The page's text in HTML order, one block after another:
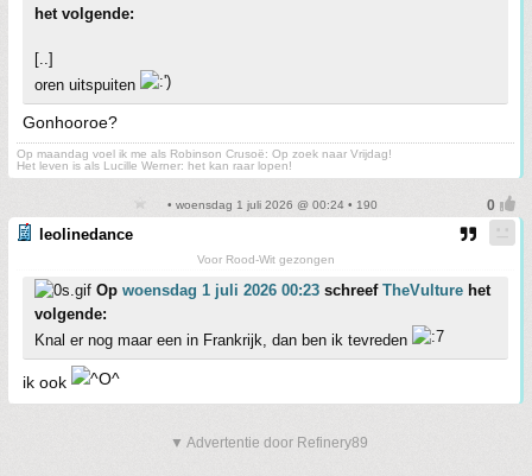
het volgende:
[..]
oren uitspuiten
Gonhooroe?
Op maandag voel ik me als Robinson Crusoë: Op zoek naar Vrijdag!
Het leven is als Lucille Werner: het kan raar lopen!
• woensdag 1 juli 2026 @ 00:24 • 190
leolinedance
Voor Rood-Wit gezongen
Op woensdag 1 juli 2026 00:23 schreef TheVulture het
volgende:
Knal er nog maar een in Frankrijk, dan ben ik tevreden
ik ook
▼ Advertentie door Refinery89